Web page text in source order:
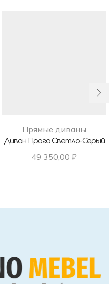
Прямые диваны
Диван Прага Светло-Серый
49 350,00 ₽